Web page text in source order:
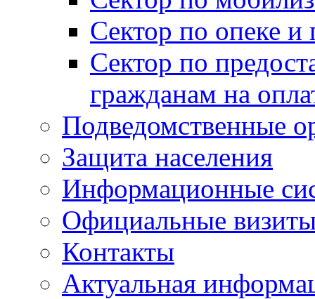
Сектор по опеке и
Сектор по
гражданам на
Подведомственные
Защита населения
Информационные
Официальные
Контакты
Актуальная